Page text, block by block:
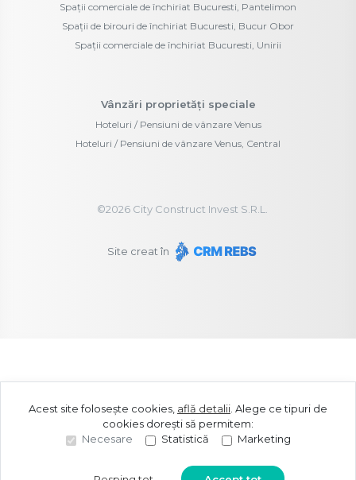
Spații comerciale de închiriat Bucuresti, Pantelimon
Spații de birouri de închiriat Bucuresti, Bucur Obor
Spații comerciale de închiriat Bucuresti, Unirii
Vânzări proprietăți speciale
Hoteluri / Pensiuni de vânzare Venus
Hoteluri / Pensiuni de vânzare Venus, Central
©2026City Construct Invest S.R.L.
Site creat în
Acest site folosește cookies, află detalii Alege ce tipuri de
cookies dorești să permitem:
Necesare
Statistică Marketing